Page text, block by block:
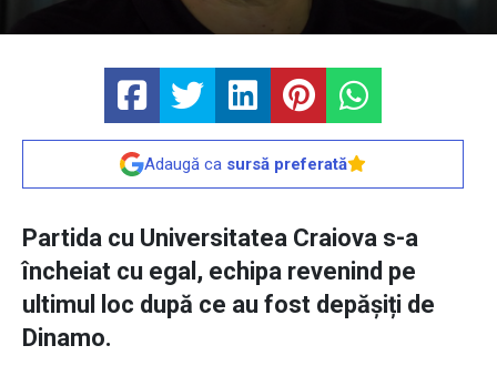
Adaugă ca sursă preferată
Partida cu Universitatea Craiova s-a
încheiat cu egal, echipa revenind pe
ultimul loc după ce au fost depășiți de
Dinamo.